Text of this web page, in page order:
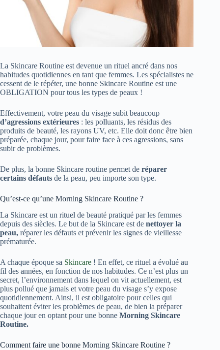
La Skincare Routine est devenue un rituel ancré dans nos
habitudes quotidiennes en tant que femmes. Les spécialistes ne
cessent de le répéter, une bonne Skincare Routine est une
OBLIGATION pour tous les types de peaux !
Effectivement, votre peau du visage subit beaucoup
d’agressions extérieures : les polluants, les résidus des
produits de beauté, les rayons UV, etc. Elle doit donc être bien
préparée, chaque jour, pour faire face à ces agressions, sans
subir de problèmes.
De plus, la bonne Skincare routine permet de réparer
certains défauts de la peau, peu importe son type.
Qu’est-ce qu’une Morning Skincare Routine ?
La Skincare est un rituel de beauté pratiqué par les femmes
depuis des siècles. Le but de la Skincare est de nettoyer la
peau, réparer les défauts et prévenir les signes de vieillesse
prématurée.
A chaque époque sa Skincare ! En effet, ce rituel a évolué au
fil des années, en fonction de nos habitudes. Ce n’est plus un
secret, l’environnement dans lequel on vit actuellement, est
plus pollué que jamais et votre peau du visage s’y expose
quotidiennement. Ainsi, il est obligatoire pour celles qui
souhaitent éviter les problèmes de peau, de bien la préparer
chaque jour en optant pour une bonne Morning Skincare
Routine.
Comment faire une bonne Morning Skincare Routine ?